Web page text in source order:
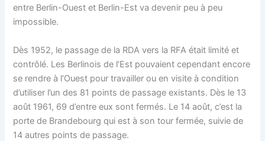
entre Berlin-Ouest et Berlin-Est va devenir peu à peu
impossible.
Dès 1952, le passage de la RDA vers la RFA était limité et
contrôlé. Les Berlinois de l’Est pouvaient cependant encore
se rendre à l’Ouest pour travailler ou en visite à condition
d’utiliser l’un des 81 points de passage existants. Dès le 13
août 1961, 69 d’entre eux sont fermés. Le 14 août, c’est la
porte de Brandebourg qui est à son tour fermée, suivie de
14 autres points de passage.